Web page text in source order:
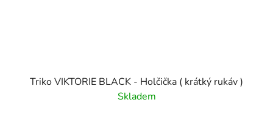
Triko VIKTORIE BLACK - Holčička ( krátký rukáv )
Skladem